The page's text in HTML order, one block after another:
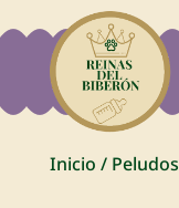
Inicio / Peludos